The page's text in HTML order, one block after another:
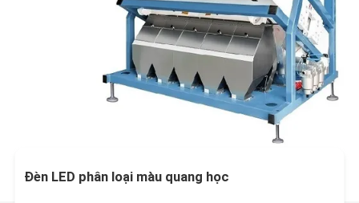
Đèn LED phân loại màu quang học